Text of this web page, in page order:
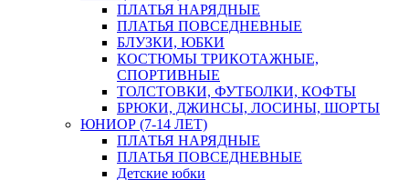
ПЛАТЬЯ НАРЯДНЫЕ
ПЛАТЬЯ ПОВСЕДНЕВНЫЕ
БЛУЗКИ, ЮБКИ
КОСТЮМЫ ТРИКОТАЖНЫЕ,
СПОРТИВНЫЕ
ТОЛСТОВКИ, ФУТБОЛКИ, КОФТЫ
БРЮКИ, ДЖИНСЫ, ЛОСИНЫ, ШОРТЫ
ЮНИОР (7-14 ЛЕТ)
ПЛАТЬЯ НАРЯДНЫЕ
ПЛАТЬЯ ПОВСЕДНЕВНЫЕ
Детские юбки